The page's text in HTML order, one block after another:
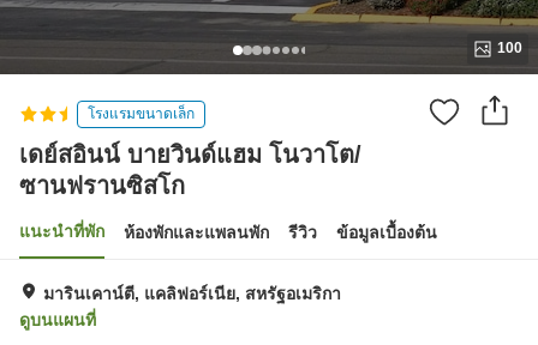
100
โรงแรมขนาดเล็ก
เดย์สอินน์ บายวินด์แฮม โนวาโต/
ซานฟรานซิสโก
แนะนำที่พัก ห้องพักและแพลนพัก รีวิว ข้อมูลเบื้องต้น
มารินเคาน์ตี, แคลิฟอร์เนีย, สหรัฐอเมริกา
ดูบนแผนที่